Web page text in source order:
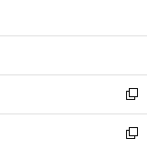
開
ウ
開
く
ン
ウ
で
開
く
ウ
ン
ド
ウ
で
新
し
い
新